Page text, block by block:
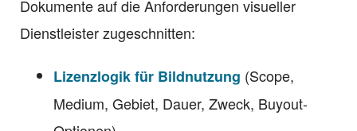
Dokumente auf die Anforderungen visueller
Dienstleister zugeschnitten:
Lizenzlogik für Bildnutzung (Scope,
Medium, Gebiet, Dauer, Zweck, Buyout-